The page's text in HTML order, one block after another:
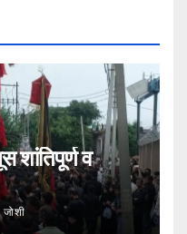
शांतिपूर्ण व
जोशी